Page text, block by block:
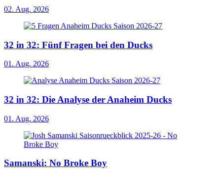
02. Aug. 2026
32 in 32: Fünf Fragen bei den Ducks
01. Aug. 2026
32 in 32: Die Analyse der Anaheim Ducks
01. Aug. 2026
Samanski: No Broke Boy